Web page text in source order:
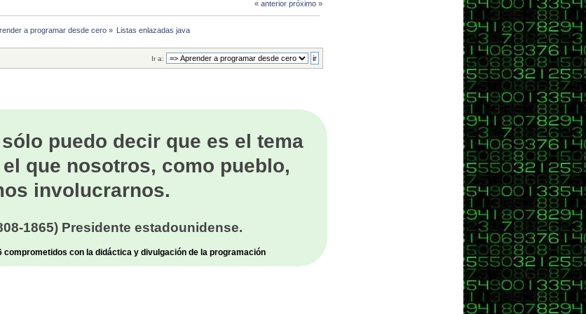
« anterior próximo »
a programar desde cero» Listas enlazadas java
Ir a:
puedo decir que es el tema
que nosotros, como pueblo,
involucrarnos.
1865) Presidente estadounidense.
con la didáctica y divulgación de la programación